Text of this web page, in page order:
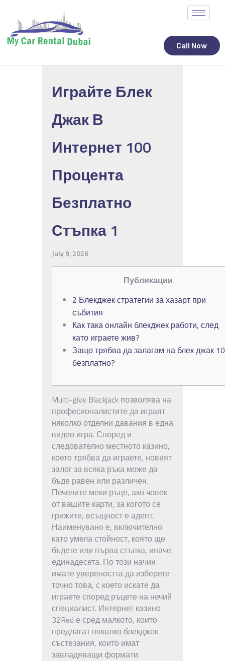
Call Now
ALL STATES
CAR RENTAL SERVICES
TOP BRANDS
CONTACT
Играйте Блек
Джак В
Интернет 100
Процента
Безплатно
Стъпка 1
July 9, 2026
Публикации
2 Блекджек стратегии за хазарт при
събития
Как така онлайн блекджек работи, след
като играете жив?
Защо трябва да залагам на блек джак
безплатно?
Multi-give Blackjack позволява на
професионалистите да играят
няколко отделни давания в една
видео игра. Според и
следователно местното казино,
което трябва да играете, новият
залог за всяка ръка може да
бъде равен или различен.
Печелите меки ръце, ако човек
от вашите карти, за когото се
грижите, всъщност е адепт.
Наименувано е, включително
като умела стойност, която ще
бъдете или първа стъпка, иначе
единадесета. По този начин
имате увереността да изберете
точно това, с което искате да
играете според ръцете на нечий
специалист. Интернет казино
32Red е сред малкото, които
предлагат няколко блекджек
състезания, които имат
завладяващи формати.